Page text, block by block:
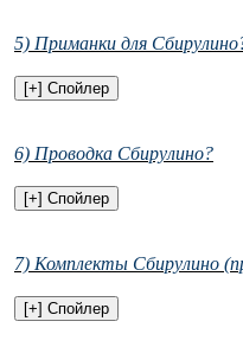
5) Приманки для
6) Проводка Сбирулино?
7) Комплекты Сбирулино